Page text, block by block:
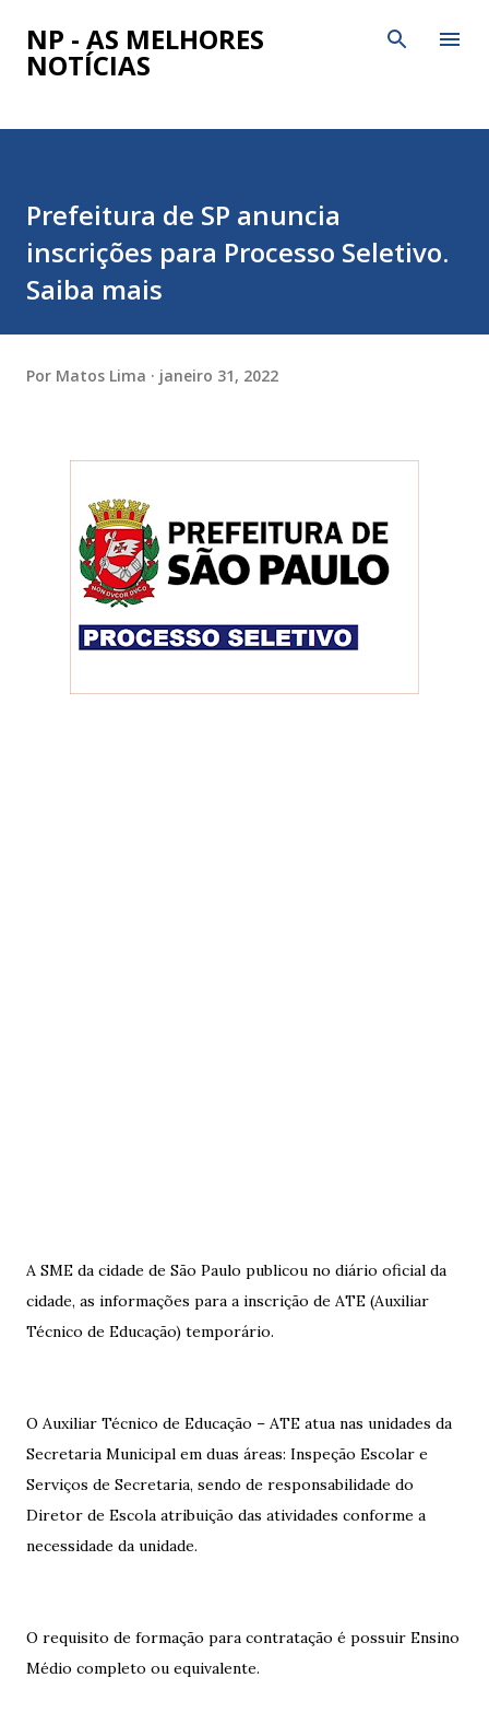
Pular para o conteúdo principal
NP - AS MELHORES
NOTÍCIAS
Prefeitura de SP anuncia
inscrições para Processo Seletivo.
Saiba mais
Por Matos Lima janeiro 31, 2022
A SME da cidade de São Paulo publicou no diário oficial da
cidade, as informações para a inscrição de ATE (Auxiliar
Técnico de Educação) temporário.
O Auxiliar Técnico de Educação – ATE atua nas unidades da
Secretaria Municipal em duas áreas: Inspeção Escolar e
Serviços de Secretaria, sendo de responsabilidade do
Diretor de Escola atribuição das atividades conforme a
necessidade da unidade.
O requisito de formação para contratação é possuir Ensino
Médio completo ou equivalente.